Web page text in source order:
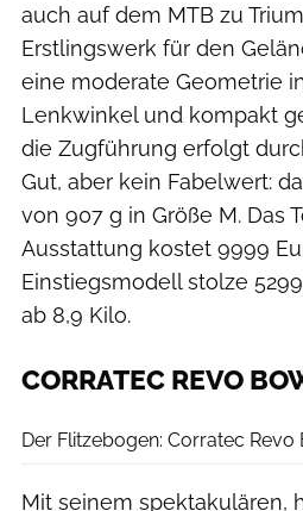
auch auf dem MTB zu
Erstlingswerk für den
eine moderate Geometrie
Lenkwinkel und kompakt
die Zugführung erfolgt
Gut, aber kein Fabelwert:
von 907 g in Größe M. Das
Ausstattung kostet 9999
Einstiegsmodell stolze
ab 8,9 Kilo.
CORRATEC REVO
Der Flitzebogen: Corratec Revo
Mit seinem spektakulären,